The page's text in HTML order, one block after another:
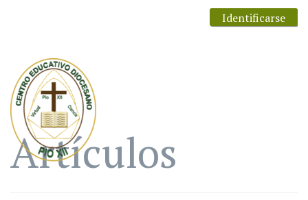
Identificarse
Artículos